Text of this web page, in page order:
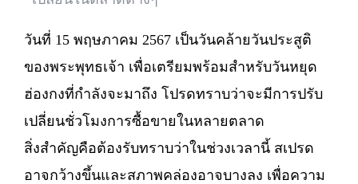
วันที่ 15 พฤษภาคม 2567 เป็นวันคล้ายวันประสูติ
ของพระพุทธเจ้า เพื่อเตรียมพร้อมสำหรับวันหยุด
ฮ่องกงที่กำลังจะมาถึง โปรดทราบว่าจะมีการปรับ
เปลี่ยนชั่วโมงการซื้อขายในหลายตลาด
สิ่งสำคัญคือต้องรับทราบว่าในช่วงเวลานี้ สเปรด
อาจกว้างขึ้นและสภาพคล่องอาจบางลง เพื่อความ